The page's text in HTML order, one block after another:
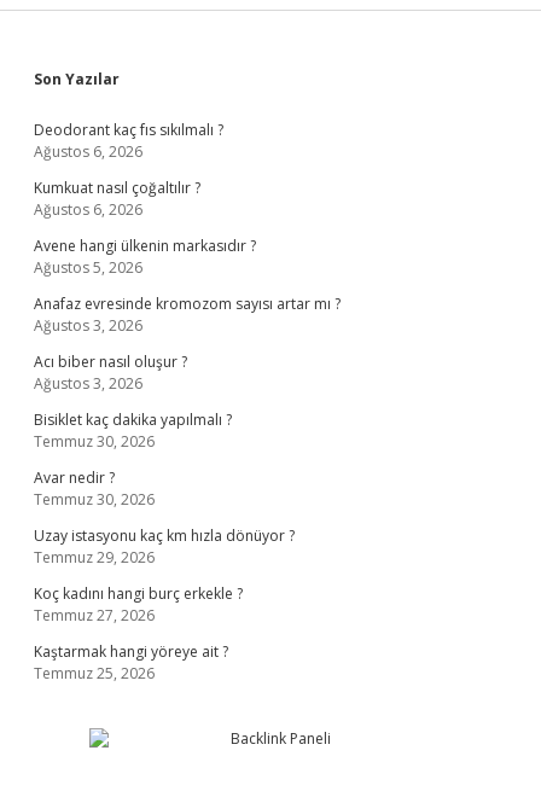
Sidebar
Son Yazılar
Deodorant kaç fıs sıkılmalı ?
Ağustos 6, 2026
Kumkuat nasıl çoğaltılır ?
Ağustos 6, 2026
Avene hangi ülkenin markasıdır ?
Ağustos 5, 2026
Anafaz evresinde kromozom sayısı artar mı ?
Ağustos 3, 2026
Acı biber nasıl oluşur ?
Ağustos 3, 2026
Bisiklet kaç dakika yapılmalı ?
Temmuz 30, 2026
Avar nedir ?
Temmuz 30, 2026
Uzay istasyonu kaç km hızla dönüyor ?
Temmuz 29, 2026
Koç kadını hangi burç erkekle ?
Temmuz 27, 2026
Kaştarmak hangi yöreye ait ?
Temmuz 25, 2026